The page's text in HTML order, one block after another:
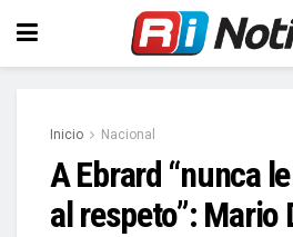
Inicio Nacional
A Ebrard “nunca
al respeto”: Mario